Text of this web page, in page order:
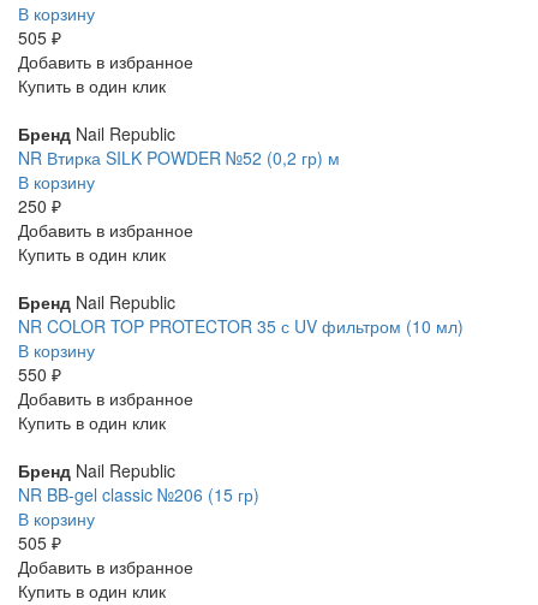
В корзину
505 ₽
Добавить в избранное
Купить в один клик
Бренд Nail Republic
NR Втирка SILK POWDER №52 (0,2 гр) м
В корзину
250 ₽
Добавить в избранное
Купить в один клик
Бренд Nail Republic
NR COLOR TOP PROTECTOR 35 с UV фильтром (10 мл)
В корзину
550 ₽
Добавить в избранное
Купить в один клик
Бренд Nail Republic
NR BB-gel classic №206 (15 гр)
В корзину
505 ₽
Добавить в избранное
Купить в один клик